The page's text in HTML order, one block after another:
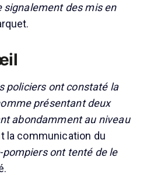
signalement des mis en
policiers ont constaté la
présentant deux
abondamment au niveau
la communication du
pompiers ont tenté de le